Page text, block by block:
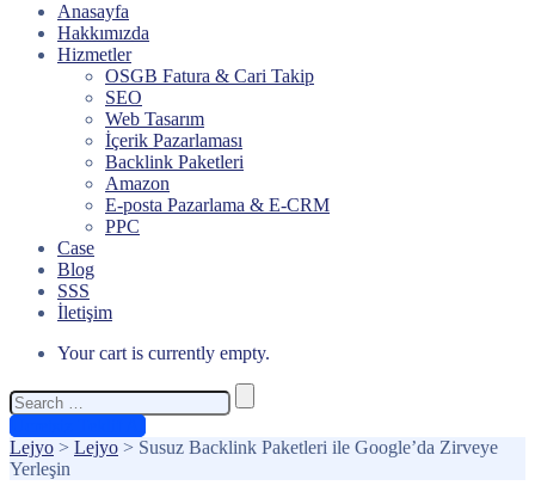
Anasayfa
Hakkımızda
Hizmetler
OSGB Fatura & Cari Takip
SEO
Web Tasarım
İçerik Pazarlaması
Backlink Paketleri
Amazon
E-posta Pazarlama & E-CRM
PPC
Case
Blog
SSS
İletişim
Your cart is currently empty.
Search
for:
Lejyo > Lejyo > Susuz Backlink Paketleri ile Google’da Zirveye
Yerleşin